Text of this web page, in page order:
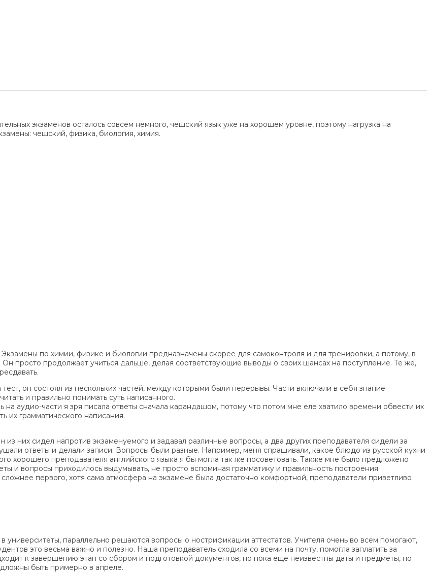
экзаменов осталось совсем немного, чешский язык уже на хорошем уровне, поэтому нагрузка на
чешский, физика, биология, химия.
по химии, физике и биологии предназначены скорее для самоконтроля и для тренировки, а потому, в
Он просто продолжает учиться дальше, делая соответствующие выводы о своих шансах на поступление. Те же,
он состоял из нескольких частей, между которыми были перерывы. Части включали в себя знание
и правильно понимать суть написанного.
аудио-части я зря писала ответы сначала карандашом, потому что потом мне еле хватило времени обвести их
их грамматического написания.
них сидел напротив экзаменуемого и задавал различные вопросы, а два других преподавателя сидели за
ответы и делали записи. Вопросы были разные. Например, меня спрашивали, какое блюдо из русской кухни
хорошего преподавателя английского языка я бы могла так же посоветовать. Также мне было предложено
и вопросы приходилось выдумывать, не просто вспоминая грамматику и правильность построения
первого, хотя сама атмосфера на экзамене была достаточно комфортной, преподаватели приветливо
параллельно решаются вопросы о нострификации аттестатов. Учителя очень во всем помогают,
это весьма важно и полезно. Наша преподаватель сходила со всеми на почту, помогла заплатить за
к завершению этап со сбором и подготовкой документов, но пока еще неизвестны даты и предметы, по
быть примерно в апреле.